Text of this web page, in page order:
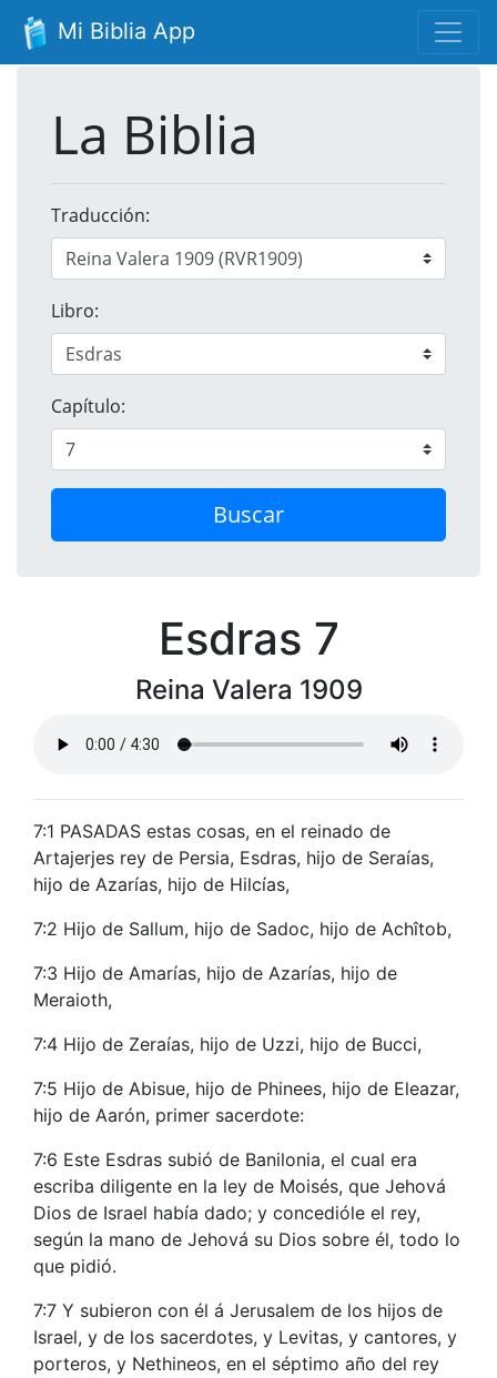
Mi Biblia App
La Biblia
Traducción:
Libro:
Capítulo:
Buscar
Esdras 7
Reina Valera 1909
7:1 PASADAS estas cosas, en el reinado de
Artajerjes rey de Persia, Esdras, hijo de Seraías,
hijo de Azarías, hijo de Hilcías,
7:2 Hijo de Sallum, hijo de Sadoc, hijo de Achîtob,
7:3 Hijo de Amarías, hijo de Azarías, hijo de
Meraioth,
7:4 Hijo de Zeraías, hijo de Uzzi, hijo de Bucci,
7:5 Hijo de Abisue, hijo de Phinees, hijo de Eleazar,
hijo de Aarón, primer sacerdote:
7:6 Este Esdras subió de Banilonia, el cual era
escriba diligente en la ley de Moisés, que Jehová
Dios de Israel había dado; y concedióle el rey,
según la mano de Jehová su Dios sobre él, todo lo
que pidió.
7:7 Y subieron con él á Jerusalem de los hijos de
Israel, y de los sacerdotes, y Levitas, y cantores, y
porteros, y Nethineos, en el séptimo año del rey